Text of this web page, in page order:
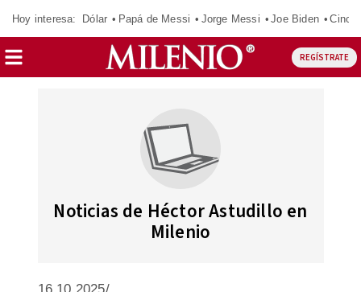
Hoy interesa: Dólar Papá de Messi Jorge Messi Joe Biden
REGÍSTRATE
Noticias de Héctor Astudillo en
Milenio